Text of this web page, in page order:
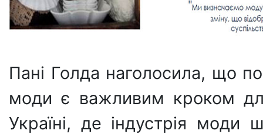
Пані Голда наголосила, що
моди є важливим кроком
Україні, де індустрія моди